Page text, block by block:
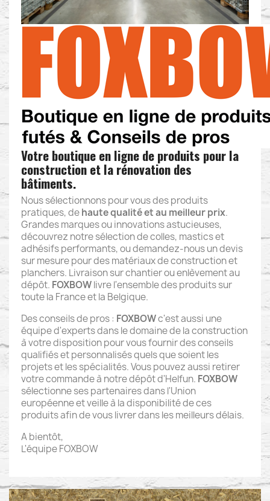
Votre boutique en ligne de produits pour la
construction et la rénovation des
bâtiments.
Nous sélectionnons pour vous des produits
pratiques, dehaute qualité et au meilleur prix.
Grandes marques ou innovations astucieuses,
découvrez notre sélection de colles, mastics et
adhésifs performants, ou demandez-nous un devis
sur mesure pour des matériaux de construction et
planchers. Livraison sur chantier ou enlèvement au
dépôt. FOXBOWlivre l'ensemble des produits sur
toute la France et la Belgique.
Des conseils de pros : FOXBOWc'est aussi une
équipe d'experts dans le domaine de la construction
à votre disposition pour vous fournir des conseils
qualifiés et personnalisés quels que soient les
projets et les spécialités. Vous pouvez aussi retirer
votre commande à notre dépôt d'Helfun. FOXBOW
sélectionne ses partenaires dans l'Union
européenne et veille à la disponibilité de ces
produits afin de vous livrer dans les meilleurs délais.
A bientôt,
L'équipe FOXBOW